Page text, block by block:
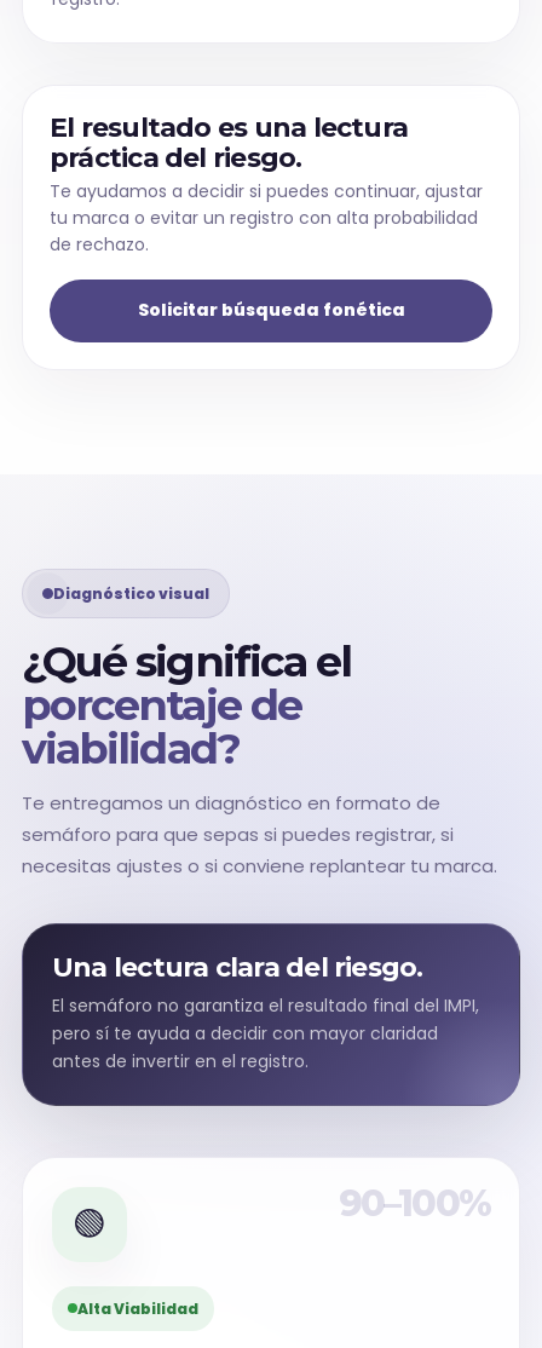
El resultado es una lectura
práctica del riesgo.
Te ayudamos a decidir si puedes continuar, ajustar
tu marca o evitar un registro con alta probabilidad
de rechazo.
Solicitar búsqueda fonética
Diagnóstico visual
¿Qué significa el
porcentaje de
viabilidad?
Te entregamos un diagnóstico en formato de
semáforo para que sepas si puedes registrar, si
necesitas ajustes o si conviene replantear tu marca.
Una lectura clara del riesgo.
El semáforo no garantiza el resultado final del IMPI,
pero sí te ayuda a decidir con mayor claridad
antes de invertir en el registro.
🟢 90–100%
Alta Viabilidad